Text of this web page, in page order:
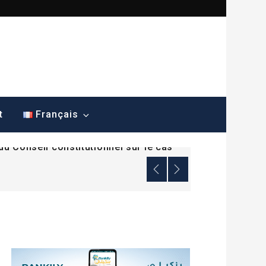
Français
Conseil constitutionnel sur le cas